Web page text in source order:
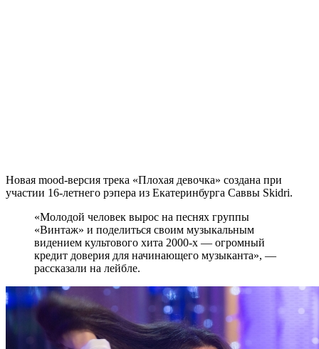
Новая mood-версия трека «Плохая девочка» создана при
участии 16-летнего рэпера из Екатеринбурга Саввы Skidri.
«Молодой человек вырос на песнях группы
«Винтаж» и поделиться своим музыкальным
видением культового хита 2000-х — огромный
кредит доверия для начинающего музыканта», —
рассказали на лейбле.